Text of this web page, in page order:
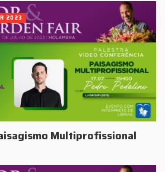
Multiprofissional
2023